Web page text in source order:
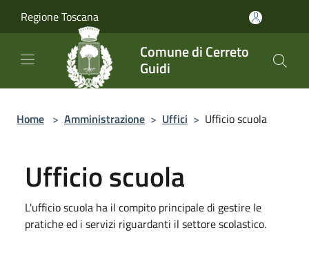
Regione Toscana
Comune di Cerreto
Guidi
Home > Amministrazione > Uffici > Ufficio scuola
Ufficio scuola
L'ufficio scuola ha il compito principale di gestire le
pratiche ed i servizi riguardanti il settore scolastico.